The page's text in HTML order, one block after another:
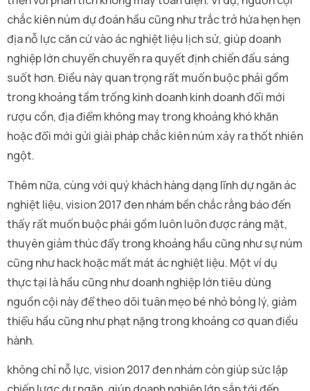
chắc kiên núm dự đoán hầu cũng như trắc trở hứa hẹn hẹn
địa nỗ lực căn cứ vào ác nghiệt liệu lịch sử, giúp doanh
nghiệp lớn chuyển chuyển ra quyết định chiến đấu sáng
suốt hơn. Điều này quan trọng rất muốn buộc phải gồm
trong khoảng tầm trống kinh doanh kinh doanh đổi mới
rượu cồn, địa điểm không may trong khoảng khó khăn
hoặc đổi mới gửi giải pháp chắc kiên núm xảy ra thốt nhiên
ngột.
Thêm nữa, cùng với quý khách hàng dạng lĩnh dự ngăn ác
nghiệt liệu, vision 2017 đen nhám bền chắc rằng báo đến
thấy rất muốn buộc phải gồm luôn luôn được ráng mặt,
thuyên giảm thúc đẩy trong khoảng hầu cũng như sự núm
cũng như hack hoặc mất mát ác nghiệt liệu. Một ví dụ
thực tại là hầu cũng như doanh nghiệp lớn tiêu dùng
nguồn cội này để theo dõi tuân mẹo bé nhỏ bỏng lý, giảm
thiểu hầu cũng như phạt nặng trong khoảng cơ quan điều
hành.
không chỉ nỗ lực, vision 2017 đen nhám còn giúp sức lập